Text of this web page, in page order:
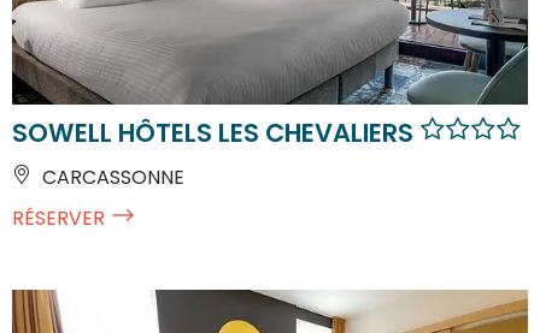
SOWELL HÔTELS LES CHEVALIERS
CARCASSONNE
RÉSERVER